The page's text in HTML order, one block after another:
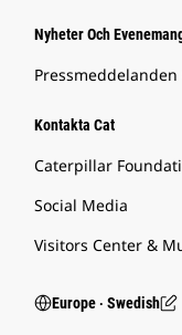
Nyheter Och
Kontakta Cat
Caterpillar
Social Media
Visitors Center &
Europe ‧ Swedish